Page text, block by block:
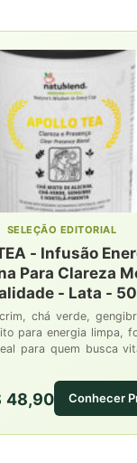
SELEÇÃO EDITORIAL
- Infusão
Para Clareza
- Lata -
chá verde,
para energia limpa,
para quem busca
48,90 Conhecer